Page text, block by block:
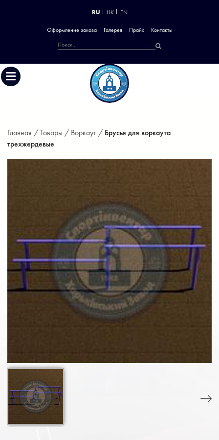
RU UK EN
Оформление заказа Галерея Прайс Контакты
Главная /Товары / Воркаут / Брусья для воркаута
трехжердевые